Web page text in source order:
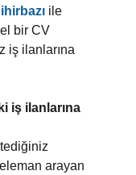
ile
bir CV
iş ilanlarına
iş ilanlarına
arayan